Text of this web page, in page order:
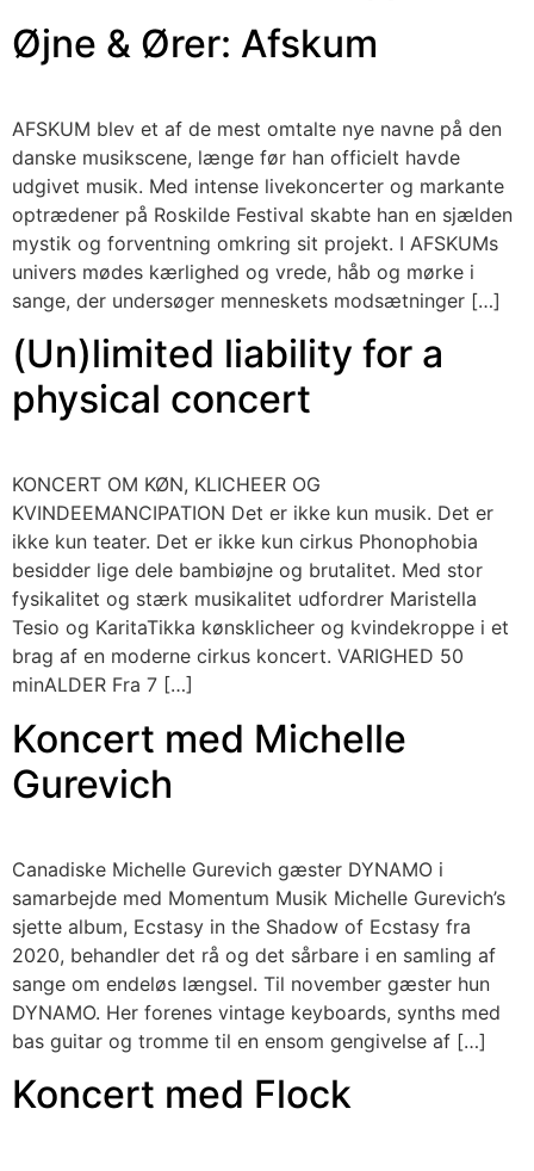
Øjne & Ører: Afskum
AFSKUM blev et af de mest omtalte nye navne på den
danske musikscene, længe før han officielt havde
udgivet musik. Med intense livekoncerter og markante
optrædener på Roskilde Festival skabte han en sjælden
mystik og forventning omkring sit projekt. I AFSKUMs
univers mødes kærlighed og vrede, håb og mørke i
sange, der undersøger menneskets modsætninger […]
(Un)limited liability for a
physical concert
KONCERT OM KØN, KLICHEER OG
KVINDEEMANCIPATION ​Det er ikke kun musik. Det er
ikke kun teater. Det er ikke kun cirkus Phonophobia
besidder lige dele bambiøjne og brutalitet. Med stor
fysikalitet og stærk musikalitet udfordrer Maristella
Tesio og KaritaTikka kønsklicheer og kvindekroppe i et
brag af en moderne cirkus koncert. VARIGHED 50
minALDER Fra 7 […]
Koncert med Michelle
Gurevich
Canadiske Michelle Gurevich gæster DYNAMO i
samarbejde med Momentum Musik Michelle Gurevich’s
sjette album, Ecstasy in the Shadow of Ecstasy fra
2020, behandler det rå og det sårbare i en samling af
sange om endeløs længsel. Til november gæster hun
DYNAMO. Her forenes vintage keyboards, synths med
bas guitar og tromme til en ensom gengivelse af […]
Koncert med Flock